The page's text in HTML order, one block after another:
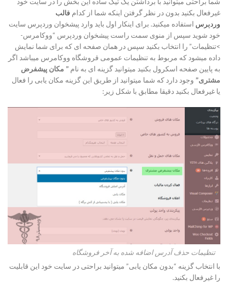
غیرفعال بکنید بدون در نظر گرفتن اینکه شما از کدام قالب
وردپرس استفاده میکنید. برای اینکار اول باید وارد پیشخوان وردپرس سایت
خود شوید سپس از منوی سمت راست پیشخوان وردپرس “ووکامرس-
>تنظیمات” را انتخاب بکنید سپس در همان صفحه ای که برای شما نمایش
داده میشود که مربوط به تنظیمات عمومی قروشگاه ووکامرس میباشد اگر
به پایین صفحه اسکرول بکنید میتوانید گزینه ای به نام ” مکان پیشفرض
مشتری” وجود دارد که شما میتوانید از طریق این گزینه مکان یابی را فعال
یا غیرفعال بکنید دقیقا مطابق با شکل زیر:
تنظیمات حذف آدرس اضافه شده به آخر فروشگاه
با انتخاب گزینه “بدون مکان یابی” میتوانید براحتی در سایت خود این قابلیت
را غیرفعال بکنید.